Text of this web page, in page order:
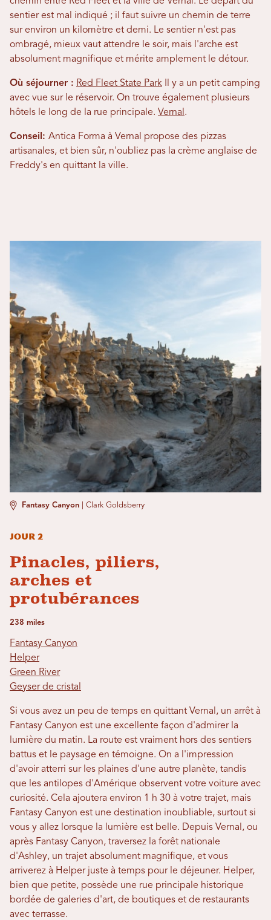
sentier est mal indiqué ; il faut suivre un chemin de terre
sur environ un kilomètre et demi. Le sentier n'est pas
ombragé, mieux vaut attendre le soir, mais l'arche est
absolument magnifique et mérite amplement le détour.
Où séjourner : Red Fleet State Park Il y a un petit camping
avec vue sur le réservoir. On trouve également plusieurs
hôtels le long de la rue principale. Vernal .
Conseil: Antica Forma à Vernal propose des pizzas
artisanales, et bien sûr, n'oubliez pas la crème anglaise de
Freddy's en quittant la ville.
Fantasy Canyon Clark Goldsberry
Jour 2
Pinacles, piliers,
arches et
protubérances
238 miles
Fantasy Canyon
Helper
Green River
Geyser de cristal
Si vous avez un peu de temps en quittant Vernal, un arrêt à
Fantasy Canyon est une excellente façon d'admirer la
lumière du matin. La route est vraiment hors des sentiers
battus et le paysage en témoigne. On a l'impression
d'avoir atterri sur les plaines d'une autre planète, tandis
que les antilopes d'Amérique observent votre voiture avec
curiosité. Cela ajoutera environ 1 h 30 à votre trajet, mais
Fantasy Canyon est une destination inoubliable, surtout si
vous y allez lorsque la lumière est belle. Depuis Vernal, ou
après Fantasy Canyon, traversez la forêt nationale
d'Ashley, un trajet absolument magnifique, et vous
arriverez à Helper juste à temps pour le déjeuner. Helper,
bien que petite, possède une rue principale historique
bordée de galeries d'art, de boutiques et de restaurants
avec terrasse.